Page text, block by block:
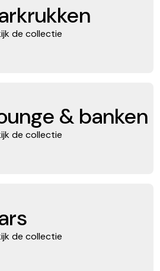
de collectie
& banken
de collectie
de collectie